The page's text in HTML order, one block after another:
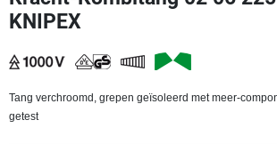
KNIPEX
Tang verchroomd, grepen geïsoleerd met meer-
getest